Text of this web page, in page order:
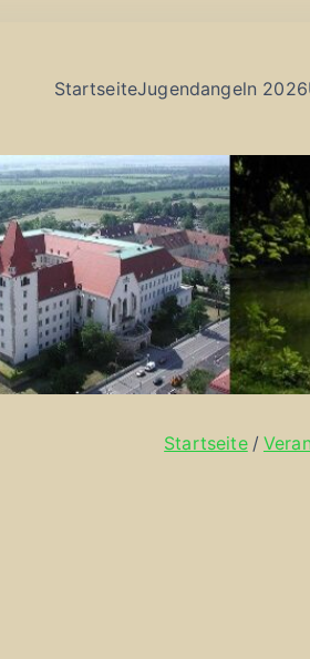
StartseiteJugendangeln 2026
Startseite